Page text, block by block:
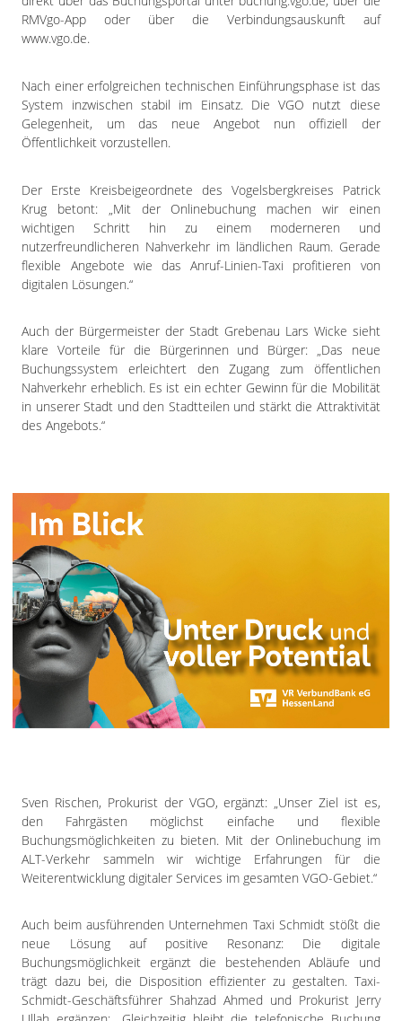
RMVgo-App oder über die Verbindungsauskunft auf
www.vgo.de.
Nach einer erfolgreichen technischen Einführungsphase ist das
System inzwischen stabil im Einsatz. Die VGO nutzt diese
Gelegenheit, um das neue Angebot nun offiziell der
Öffentlichkeit vorzustellen.
Der Erste Kreisbeigeordnete des Vogelsbergkreises Patrick
Krug betont: „Mit der Onlinebuchung machen wir einen
wichtigen Schritt hin zu einem moderneren und
nutzerfreundlicheren Nahverkehr im ländlichen Raum. Gerade
flexible Angebote wie das Anruf-Linien-Taxi profitieren von
digitalen Lösungen.“
Auch der Bürgermeister der Stadt Grebenau Lars Wicke sieht
klare Vorteile für die Bürgerinnen und Bürger: „Das neue
Buchungssystem erleichtert den Zugang zum öffentlichen
Nahverkehr erheblich. Es ist ein echter Gewinn für die Mobilität
in unserer Stadt und den Stadtteilen und stärkt die Attraktivität
des Angebots.“
Sven Rischen, Prokurist der VGO, ergänzt: „Unser Ziel ist es,
den Fahrgästen möglichst einfache und flexible
Buchungsmöglichkeiten zu bieten. Mit der Onlinebuchung im
ALT-Verkehr sammeln wir wichtige Erfahrungen für die
Weiterentwicklung digitaler Services im gesamten VGO-Gebiet.“
Auch beim ausführenden Unternehmen Taxi Schmidt stößt die
neue Lösung auf positive Resonanz: Die digitale
Buchungsmöglichkeit ergänzt die bestehenden Abläufe und
trägt dazu bei, die Disposition effizienter zu gestalten. Taxi-
Schmidt-Geschäftsführer Shahzad Ahmed und Prokurist Jerry